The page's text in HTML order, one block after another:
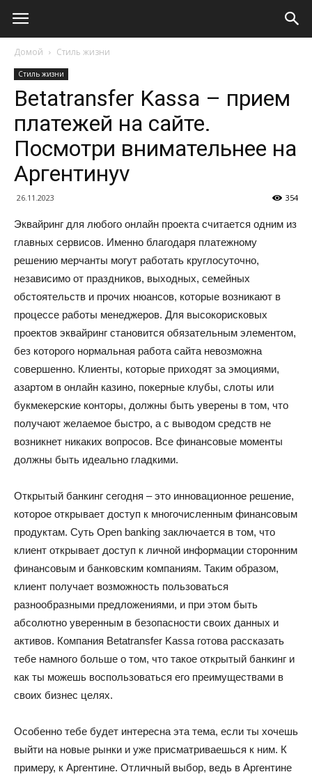
Домой Стиль жизни
Стиль жизни
Betatransfer Kassa – прием
платежей на сайте.
Посмотри внимательнее на
Аргентинуv
26.11.2023 354
Эквайринг для любого онлайн проекта считается одним из
главных сервисов. Именно благодаря платежному
решению мерчанты могут работать круглосуточно,
независимо от праздников, выходных, семейных
обстоятельств и прочих нюансов, которые возникают в
процессе работы менеджеров. Для высокорисковых
проектов эквайринг становится обязательным элементом,
без которого нормальная работа сайта невозможна
совершенно. Клиенты, которые приходят за эмоциями,
азартом в онлайн казино, покерные клубы, слоты или
букмекерские конторы, должны быть уверены в том, что
получают желаемое быстро, а с выводом средств не
возникнет никаких вопросов. Все финансовые моменты
должны быть идеально гладкими.
Открытый банкинг сегодня – это инновационное решение,
которое открывает доступ к многочисленным финансовым
продуктам. Суть Open banking заключается в том, что
клиент открывает доступ к личной информации сторонним
финансовым и банковским компаниям. Таким образом,
клиент получает возможность пользоваться
разнообразными предложениями, и при этом быть
абсолютно уверенным в безопасности своих данных и
активов. Компания Betatransfer Kassa готова рассказать
тебе намного больше о том, что такое открытый банкинг и
как ты можешь воспользоваться его преимуществами в
своих бизнес целях.
Особенно тебе будет интересна эта тема, если ты хочешь
выйти на новые рынки и уже присматриваешься к ним. К
примеру, к Аргентине. Отличный выбор, ведь в Аргентине